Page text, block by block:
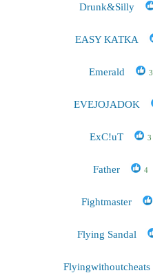
Drunk&Silly
EASY КАТКА
Emerald 3
EVEJOJADOK
ExC!uT 3
Father 4
Fightmaster
Flying Sandal
Flyingwithoutcheats